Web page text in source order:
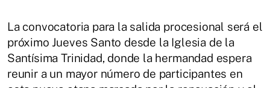
La convocatoria para la salida procesional será el
próximo Jueves Santo desde la Iglesia de la
Santísima Trinidad, donde la hermandad espera
reunir a un mayor número de participantes en